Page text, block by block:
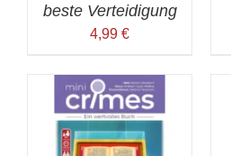
beste Verteidigung
4,99 €